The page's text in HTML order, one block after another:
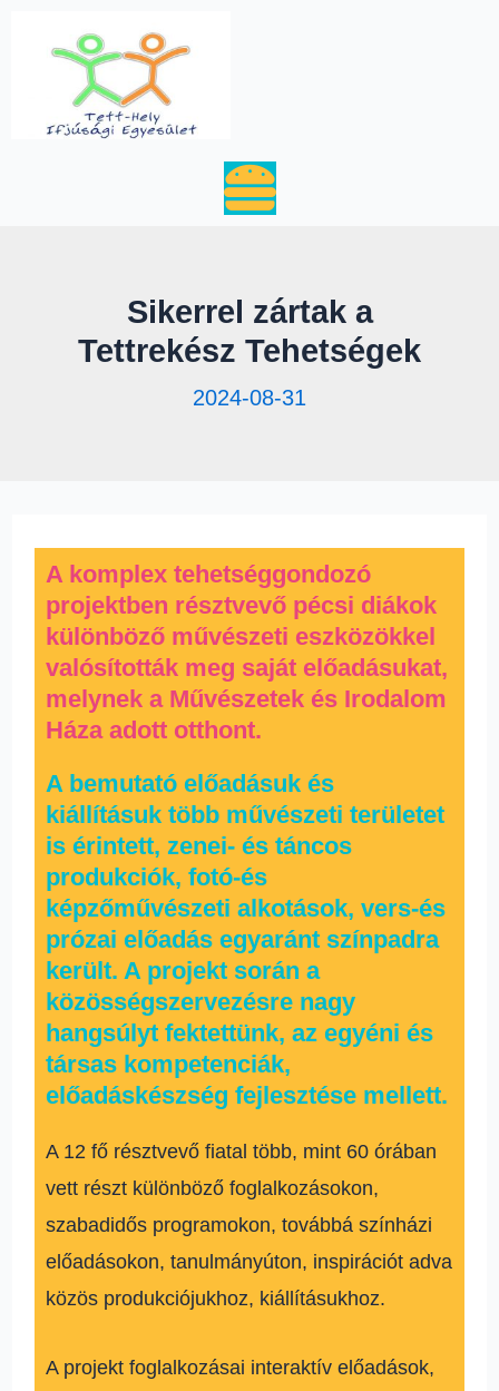
Menu
Sikerrel zártak a
Tettrekész Tehetségek
2024-08-31
A komplex tehetséggondozó
projektben résztvevő pécsi diákok
különböző művészeti eszközökkel
valósították meg saját előadásukat,
melynek a Művészetek és Irodalom
Háza adott otthont.
A bemutató előadásuk és
kiállításuk több művészeti területet
is érintett, zenei- és táncos
produkciók, fotó-és
képzőművészeti alkotások, vers-és
prózai előadás egyaránt színpadra
került. A projekt során a
közösségszervezésre nagy
hangsúlyt fektettünk, az egyéni és
társas kompetenciák,
előadáskészség fejlesztése mellett.
A 12 fő résztvevő fiatal több, mint 60 órában
vett részt különböző foglalkozásokon,
szabadidős programokon, továbbá színházi
előadásokon, tanulmányúton, inspirációt adva
közös produkciójukhoz, kiállításukhoz.
A projekt foglalkozásai interaktív előadások,